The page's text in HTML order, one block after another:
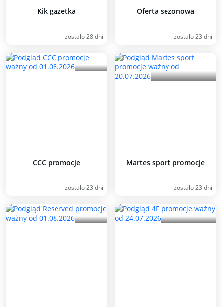
Kik gazetka
zostało 28 dni
Oferta sezonowa
zostało 23 dni
CCC promocje
zostało 23 dni
Martes sport promocje
zostało 23 dni